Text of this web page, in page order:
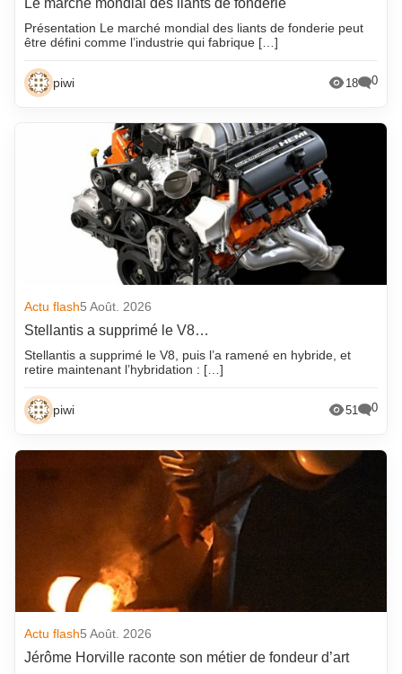
Le marché mondial des liants de fonderie
Présentation Le marché mondial des liants de fonderie peut
être défini comme l’industrie qui fabrique […]
piwi 18 0
Actu flash5 Août. 2026
Stellantis a supprimé le V8…
Stellantis a supprimé le V8, puis l’a ramené en hybride, et
retire maintenant l’hybridation : […]
piwi 51 0
Actu flash5 Août. 2026
Jérôme Horville raconte son métier de fondeur d’art